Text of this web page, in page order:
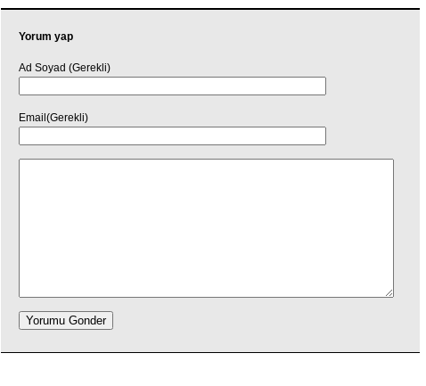
Yorum yap
Ad Soyad (Gerekli)
Email(Gerekli)